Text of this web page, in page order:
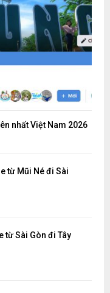
nhất Việt Nam 2026
từ Mũi Né đi Sài
từ Sài Gòn đi Tây